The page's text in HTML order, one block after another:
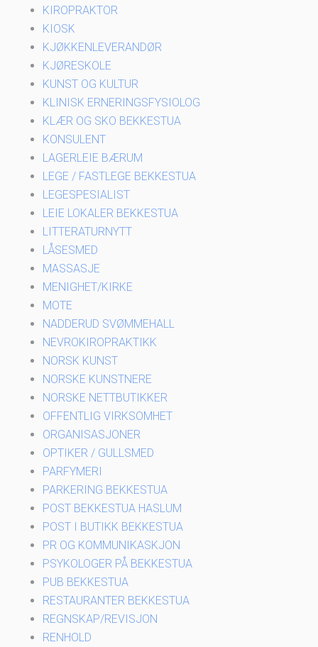
KIROPRAKTOR
KIOSK
KJØKKENLEVERANDØR
KJØRESKOLE
KUNST OG KULTUR
KLINISK ERNERINGSFYSIOLOG
KLÆR OG SKO BEKKESTUA
KONSULENT
LAGERLEIE BÆRUM
LEGE / FASTLEGE BEKKESTUA
LEGESPESIALIST
LEIE LOKALER BEKKESTUA
LITTERATURNYTT
LÅSESMED
MASSASJE
MENIGHET/KIRKE
MOTE
NADDERUD SVØMMEHALL
NEVROKIROPRAKTIKK
NORSK KUNST
NORSKE KUNSTNERE
NORSKE NETTBUTIKKER
OFFENTLIG VIRKSOMHET
ORGANISASJONER
OPTIKER / GULLSMED
PARFYMERI
PARKERING BEKKESTUA
POST BEKKESTUA HASLUM
POST I BUTIKK BEKKESTUA
PR OG KOMMUNIKASKJON
PSYKOLOGER PÅ BEKKESTUA
PUB BEKKESTUA
RESTAURANTER BEKKESTUA
REGNSKAP/REVISJON
RENHOLD